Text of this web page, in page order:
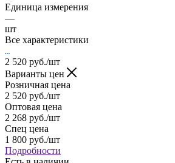
Единица измерения
—
шт
Все характеристики
2 520 руб./шт
Варианты цен
Розничная цена
2 520 руб./шт
Оптовая цена
2 268 руб./шт
Спец цена
1 800 руб./шт
Подробности